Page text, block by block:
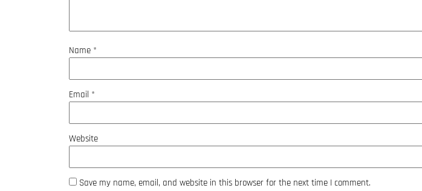
Name *
Email *
Website
Save my name, email, and website in this browser for the next time I comment.